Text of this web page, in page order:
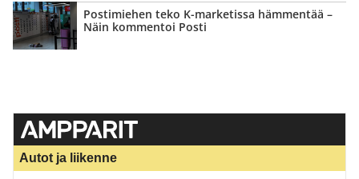
Postimiehen teko K-marketissa hämmentää –
Näin kommentoi Posti
Autot ja liikenne